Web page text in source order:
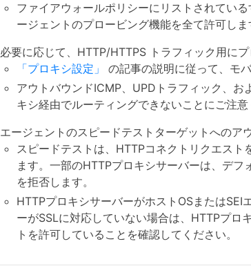
ファイアウォールポリシーにリストされてい
ージェントのプロービング機能を全て許可しま
必要に応じて、HTTP/HTTPS トラフィック用にプ
「プロキシ設定」
の記事の説明に従って、モ
アウトバウンドICMP、UPDトラフィック、
キシ経由でルーティングできないことにご注意
エージェントのスピードテストターゲットへのア
スピードテストは、HTTPコネクトリクエス
ます。一部のHTTPプロキシサーバーは、デ
を拒否します。
HTTPプロキシサーバーがホストOSまたは
ーがSSLに対応していない場合は、HTTPプロ
トを許可していることを確認してください。